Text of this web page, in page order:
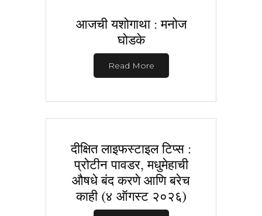
आजची यशोगाथा : मनोज
घोडके
Read More
दीक्षित लाइफस्टाइल टिप्स :
प्रोटीन पावडर, मधुमेहाची
औषधे बंद करणे आणि बरेच
काही (४ ऑगस्ट २०२६)